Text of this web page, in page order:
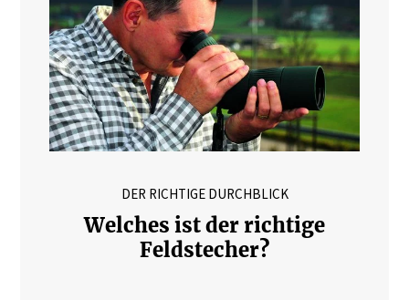
DER RICHTIGE DURCHBLICK
Welches ist der richtige
Feldstecher?